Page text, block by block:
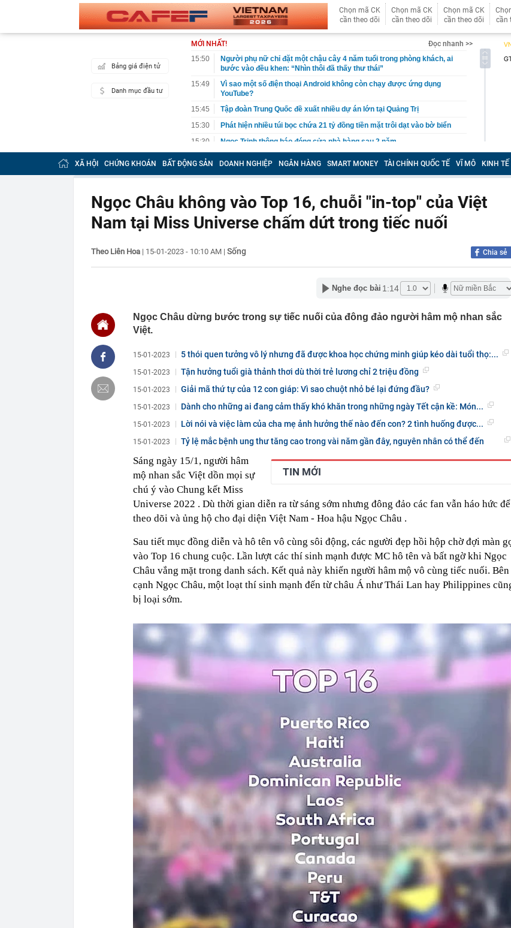
Chọn mã CK
cần theo dõi
Chọn mã CK
cần theo dõi
Chọn mã CK
cần theo dõi
cần
Bảng giá điện tử
Danh mục đầu tư
MỚI NHẤT!
Đọc nhanh >>
15:50
Người phụ nữ chỉ đặt một chậu cây 4 năm tuổi trong phòng khách, ai
bước vào đều khen: “Nhìn thôi đã thấy thư thái”
15:49
Vì sao một số điện thoại Android không còn chạy được ứng dụng
YouTube?
15:45
Tập đoàn Trung Quốc đề xuất nhiều dự án lớn tại Quảng Trị
15:30
Phát hiện nhiều túi bọc chứa 21 tỷ đồng tiền mặt trôi dạt vào bờ biển
15:30
Ngọc Trinh thông báo đóng cửa nhà hàng sau 2 năm
15:27
Tập đoàn Đèo Cả đang nghiên cứu đầu tư nhiều dự án với tổng mức
đầu tư dự kiến gần 350.000 tỷ đồng
15:25
Điểm chuẩn Đại học Bách khoa Hà Nội cao nhất là 29,54
15:24
Góc nhìn chuyên gia: "Dòng tiền bí ẩn" bất ngờ xuất hiện, nhưng VN-
15:15
Vợ chồng Mạnh Trường thông báo về căn biệt thự 600m2 xây từ 2022
15:05
Điểm chuẩn Đại học Bách khoa Hà Nội cao nhất 29,54, đa phần các
Sắp triển khai đường sắt Hà Nội - Đồng Đăng hơn 5 tỷ USD
đìu hiu: Chuyện gì đang xảy ra?
14:45
Công an có cảnh báo quan trọng liên quan đến sổ đỏ, người dân nên
biết rõ
năm sau sự khác biệt giữa con và bạn bè đồng trang lứa sẽ thấy rõ
14:40
Vì sao ì ạch làm hạ tầng sạc xe điện trên cao tốc Bắc - Nam?
14:39
Nhà vàng bị 'sờ gáy': Bảo Tín Mạnh Hải, Mi Hồng làm ăn ra sao?
14:30
Pin 9 tiếng, sạc 7 lần: Samsung và Google chính thức lộ diện kính AI
đối đầu sản phẩm của Meta
XÃ HỘI CHỨNG KHOÁN BẤT ĐỘNG SẢN DOANH NGHIỆP NGÂN HÀNG SMART MONEY TÀI CHÍNH QUỐC TẾ VĨ MÔ KINH TẾ
Ngọc Châu không vào Top 16, chuỗi "in-top" của Việt
Nam tại Miss Universe chấm dứt trong tiếc nuối
Theo Liên Hoa | 15-01-2023 - 10:10 AM | Sống Chia sẻ
Nghe đọc bài 1:14
Ngọc Châu dừng bước trong sự tiếc nuối của đông đảo người hâm mộ nhan sắc
Việt.
15-01-2023 5 thói quen tưởng vô lý nhưng đã được khoa học chứng minh giúp kéo dài tuổi thọ:...
15-01-2023 Tận hưởng tuổi già thảnh thơi dù thời trẻ lương chỉ 2 triệu đồng
15-01-2023 Giải mã thứ tự của 12 con giáp: Vì sao chuột nhỏ bé lại đứng đầu?
15-01-2023 Dành cho những ai đang cảm thấy khó khăn trong những ngày Tết cận kề: Món...
15-01-2023 Lời nói và việc làm của cha mẹ ảnh hưởng thế nào đến con? 2 tình huống được...
15-01-2023
Tỷ lệ mắc bệnh ung thư tăng cao trong vài năm gần đây, nguyên nhân có thể đến
TIN MỚI
Sáng ngày 15/1, người hâm
mộ nhan sắc Việt dồn mọi sự
chú ý vào Chung kết Miss
Universe 2022 . Dù thời gian diễn ra từ sáng sớm nhưng đông đảo các fan vẫn háo hức để
theo dõi và ủng hộ cho đại diện Việt Nam - Hoa hậu Ngọc Châu .
Sau tiết mục đồng diễn và hô tên vô cùng sôi động, các người đẹp hồi hộp chờ đợi màn
vào Top 16 chung cuộc. Lần lượt các thí sinh mạnh được MC hô tên và bất ngờ khi Ngọc
Châu vắng mặt trong danh sách. Kết quả này khiến người hâm mộ vô cùng tiếc nuối. Bên
cạnh Ngọc Châu, một loạt thí sinh mạnh đến từ châu Á như Thái Lan hay Philippines
bị loại sớm.